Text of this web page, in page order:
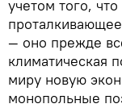
учетом того,
— оно прежде
климатическая
миру новую
монопольные